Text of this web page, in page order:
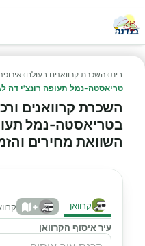
בית› השכרת קרוואנים בעולם ›
טריאסטה-נמל תעופה רונצ'י דה
השכרת קרוואנים
בטריאסטה-נמל
השוואת מחירים והזמנה
קרוואן +
עיר איסוף הקרוואן